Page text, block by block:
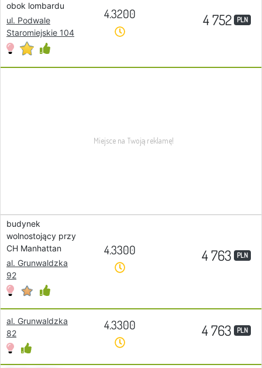
obok lombardu
ul. Podwale
Staromiejskie 104
4.3200 4 752 PLN
budynek
wolnostojący przy
CH Manhattan
al. Grunwaldzka
92
4.3300 4 763 PLN
al. Grunwaldzka
82
4.3300 4 763 PLN